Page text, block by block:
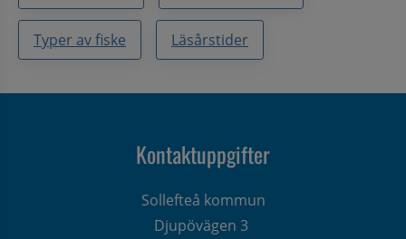
Typer av fiske Läsårstider
Kontaktuppgifter
Sollefteå kommun
Djupövägen 3